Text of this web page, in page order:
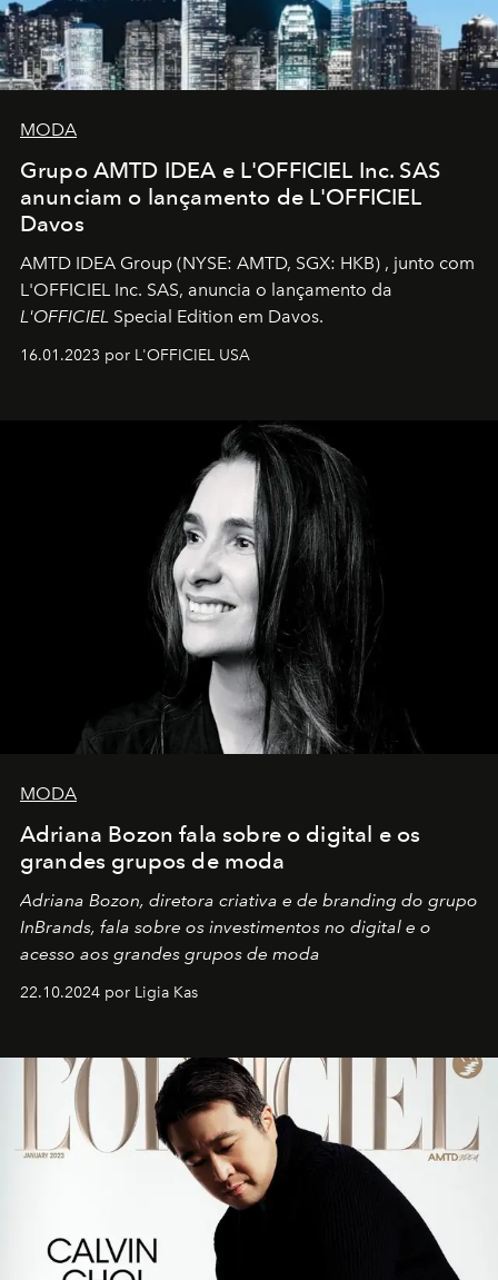
MODA
Grupo AMTD IDEA e L'OFFICIEL Inc. SAS
anunciam o lançamento de L'OFFICIEL
Davos
AMTD IDEA Group (NYSE: AMTD, SGX: HKB) , junto com
L'OFFICIEL Inc. SAS, anuncia o lançamento da
L'OFFICIEL Special Edition em Davos.
16.01.2023 por L'OFFICIEL USA
MODA
Adriana Bozon fala sobre o digital e os
grandes grupos de moda
Adriana Bozon, diretora criativa e de branding do grupo
InBrands, fala sobre os investimentos no digital e o
acesso aos grandes grupos de moda
22.10.2024 por Ligia Kas